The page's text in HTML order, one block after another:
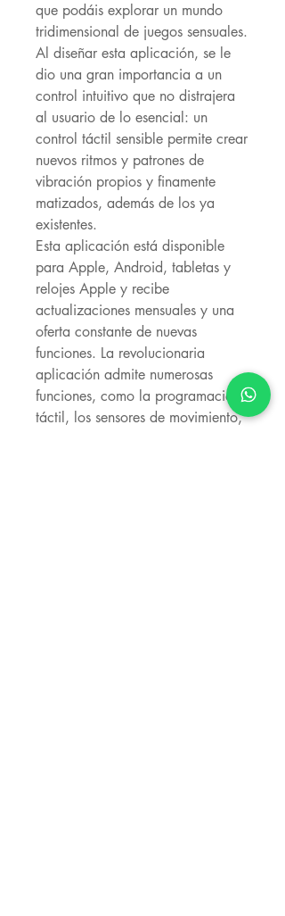
que podáis explorar un mundo
tridimensional de juegos sensuales.
Al diseñar esta aplicación, se le
dio una gran importancia a un
control intuitivo que no distrajera
al usuario de lo esencial: un
control táctil sensible permite crear
nuevos ritmos y patrones de
vibración propios y finamente
matizados, además de los ya
existentes.
Esta aplicación está disponible
para Apple, Android, tabletas y
relojes Apple y recibe
actualizaciones mensuales y una
oferta constante de nuevas
funciones. La revolucionaria
aplicación admite numerosas
funciones, como la programación
táctil, los sensores de movimiento,